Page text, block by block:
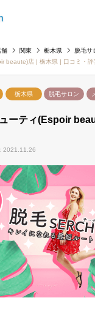
舗 関東 栃木県 脱毛サ
beaute)店 | 栃木県 | 口コミ・評
栃木県 脱毛サロン
ーティ(Espoir
2021.11.26